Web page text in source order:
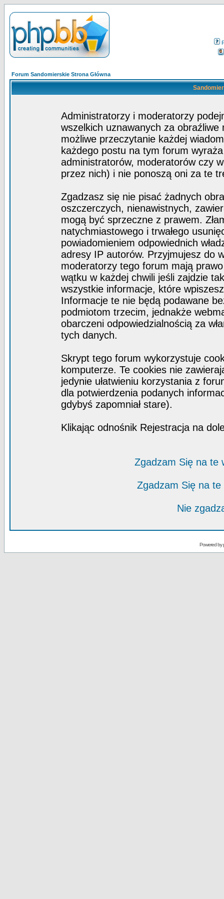
Forum Sandomierskie Strona Główna
Administratorzy i moderatorzy
wszelkich uznawanych za obraźliwe
możliwe przeczytanie każdej
każdego postu na tym forum
administratorów, moderatorów czy
przez nich) i nie ponoszą oni za te
Zgadzasz się nie pisać żadnych
oszczerczych, nienawistnych,
mogą być sprzeczne z prawem.
natychmiastowego i trwałego
powiadomieniem odpowiednich
adresy IP autorów. Przyjmujesz do
moderatorzy tego forum mają
wątku w każdej chwili jeśli zajdzie
wszystkie informacje, które
Informacje te nie będą podawane
podmiotom trzecim, jednakże
obarczeni odpowiedzialnością za
tych danych.
Skrypt tego forum wykorzystuje
komputerze. Te cookies nie
jedynie ułatwieniu korzystania z
dla potwierdzenia podanych
gdybyś zapomniał stare).
Klikając odnośnik Rejestracja na
Zgadzam Się na te
Zgadzam Się na
Nie
Powered by